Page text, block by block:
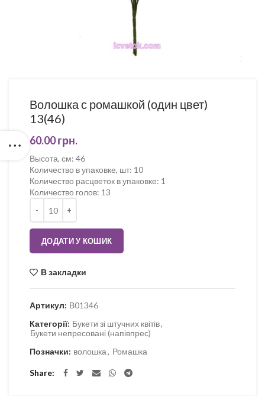
Волошка с ромашкой (один цвет)
13(46)
60.00грн.
Высота, см: 46
Количество в упаковке, шт: 10
Количество расцветок в упаковке: 1
Количество голов: 13
ДОДАТИ У КОШИК
В закладки
Артикул: В01346
Категорії: Букети зі штучних квітів,
Букети непресовані (напівпрес)
Позначки: волошка, Ромашка
Share